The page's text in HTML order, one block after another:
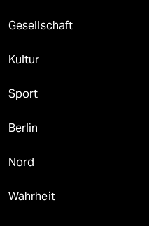
Gesellschaft
Kultur
Sport
Berlin
Nord
Wahrheit